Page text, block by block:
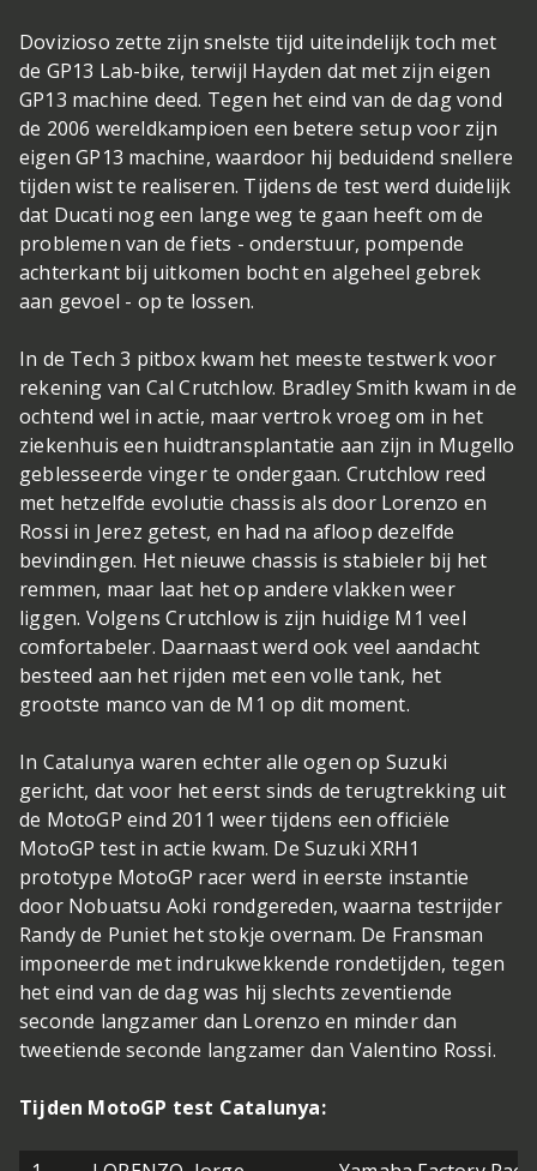
Dovizioso zette zijn snelste tijd uiteindelijk toch met
de GP13 Lab-bike, terwijl Hayden dat met zijn eigen
GP13 machine deed. Tegen het eind van de dag vond
de 2006 wereldkampioen een betere setup voor zijn
eigen GP13 machine, waardoor hij beduidend snellere
tijden wist te realiseren. Tijdens de test werd duidelijk
dat Ducati nog een lange weg te gaan heeft om de
problemen van de fiets - onderstuur, pompende
achterkant bij uitkomen bocht en algeheel gebrek
aan gevoel - op te lossen.
In de Tech 3 pitbox kwam het meeste testwerk voor
rekening van Cal Crutchlow. Bradley Smith kwam in de
ochtend wel in actie, maar vertrok vroeg om in het
ziekenhuis een huidtransplantatie aan zijn in Mugello
geblesseerde vinger te ondergaan. Crutchlow reed
met hetzelfde evolutie chassis als door Lorenzo en
Rossi in Jerez getest, en had na afloop dezelfde
bevindingen. Het nieuwe chassis is stabieler bij het
remmen, maar laat het op andere vlakken weer
liggen. Volgens Crutchlow is zijn huidige M1 veel
comfortabeler. Daarnaast werd ook veel aandacht
besteed aan het rijden met een volle tank, het
grootste manco van de M1 op dit moment.
In Catalunya waren echter alle ogen op Suzuki
gericht, dat voor het eerst sinds de terugtrekking uit
de MotoGP eind 2011 weer tijdens een officiële
MotoGP test in actie kwam. De Suzuki XRH1
prototype MotoGP racer werd in eerste instantie
door Nobuatsu Aoki rondgereden, waarna testrijder
Randy de Puniet het stokje overnam. De Fransman
imponeerde met indrukwekkende rondetijden, tegen
het eind van de dag was hij slechts zeventiende
seconde langzamer dan Lorenzo en minder dan
tweetiende seconde langzamer dan Valentino Rossi.
Tijden MotoGP test Catalunya: